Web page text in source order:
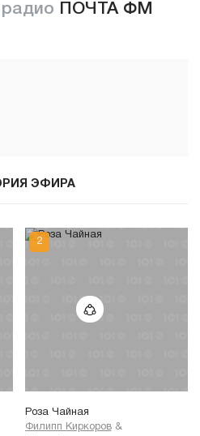
ПОЧТА ФМ
ЭФИРА
Роза Чайная
Филипп Киркоров &